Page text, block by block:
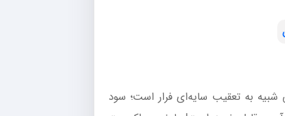
به تعقیب سایه‌ای فرار است؛ سود